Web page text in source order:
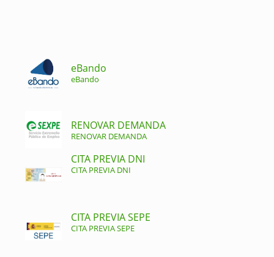
eBando
eBando
RENOVAR DEMANDA
RENOVAR DEMANDA
CITA PREVIA DNI
CITA PREVIA DNI
CITA PREVIA SEPE
CITA PREVIA SEPE